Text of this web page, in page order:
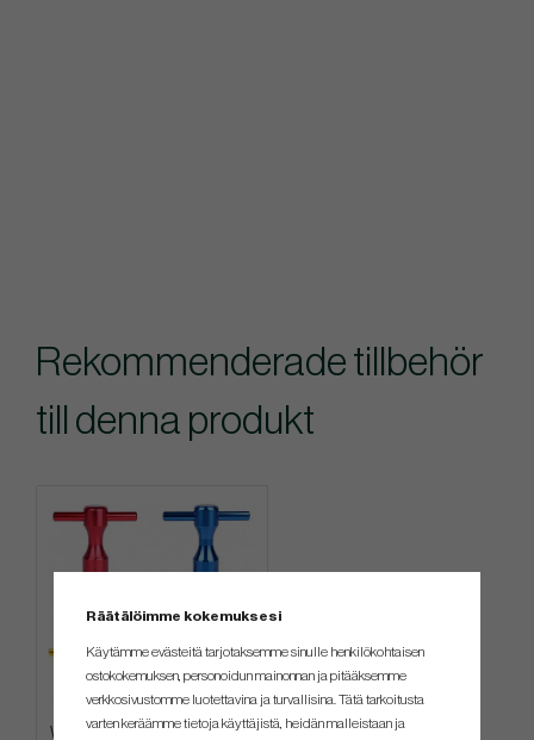
Rekommenderade tillbehör
till denna produkt
Wrench - For Scotty Cameron
Räätälöimme kokemuksesi
Käytämme evästeitä tarjotaksemme sinulle henkilökohtaisen
ostokokemuksen, personoidun mainonnan ja pitääksemme
verkkosivustomme luotettavina ja turvallisina. Tätä tarkoitusta
varten keräämme tietoja käyttäjistä, heidän malleistaan ​​ja